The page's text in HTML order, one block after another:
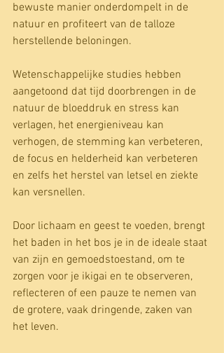
bewuste manier onderdompelt in de
natuur en profiteert van de talloze
herstellende beloningen.
Wetenschappelijke studies hebben
aangetoond dat tijd doorbrengen in de
natuur de bloeddruk en stress kan
verlagen, het energieniveau kan
verhogen, de stemming kan verbeteren,
de focus en helderheid kan verbeteren
en zelfs het herstel van letsel en ziekte
kan versnellen.
Door lichaam en geest te voeden, brengt
het baden in het bos je in de ideale staat
van zijn en gemoedstoestand, om te
zorgen voor je ikigai en te observeren,
reflecteren of een pauze te nemen van
de grotere, vaak dringende, zaken van
het leven.